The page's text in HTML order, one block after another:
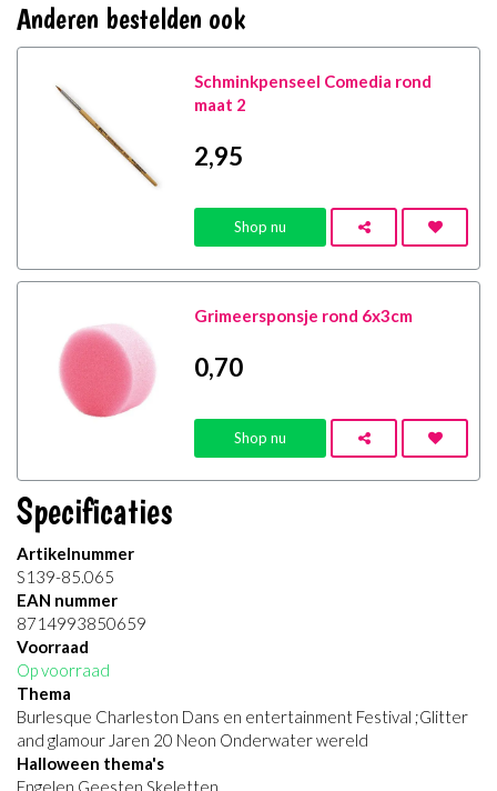
Anderen bestelden ook
Schminkpenseel Comedia rond
maat 2
2,95
Shop nu
Grimeersponsje rond 6x3cm
0,70
Shop nu
Specificaties
Artikelnummer
S139-85.065
EAN nummer
8714993850659
Voorraad
Op voorraad
Thema
Burlesque Charleston Dans en entertainment Festival ;Glitter
and glamour Jaren 20 Neon Onderwater wereld
Halloween thema's
Engelen Geesten Skeletten